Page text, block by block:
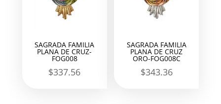
SAGRADA FAMILIA
PLANA DE CRUZ-
FOG008
$337.56
SAGRADA FAMILIA
PLANA DE CRUZ
ORO-FOG008C
$343.36